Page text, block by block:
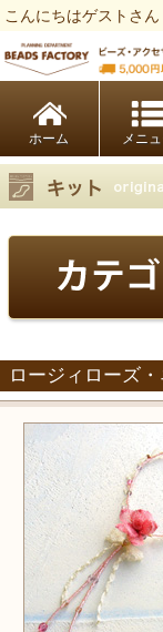
こんにちはゲストさん
ホーム
ロージィローズ